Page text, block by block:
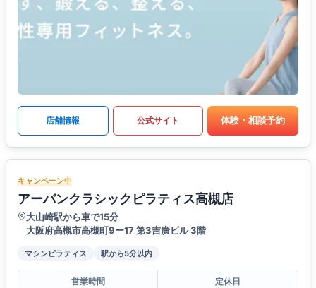
店舗情報 公式サイト 体験・相談予約
キャンペーン中
アーバンクラシックピラティス高槻店
大山崎駅から車で15分
大阪府高槻市高槻町9ー17 第3吉廣ビル 3階
マシンピラティス 駅から5分以内
営業時間
定休日